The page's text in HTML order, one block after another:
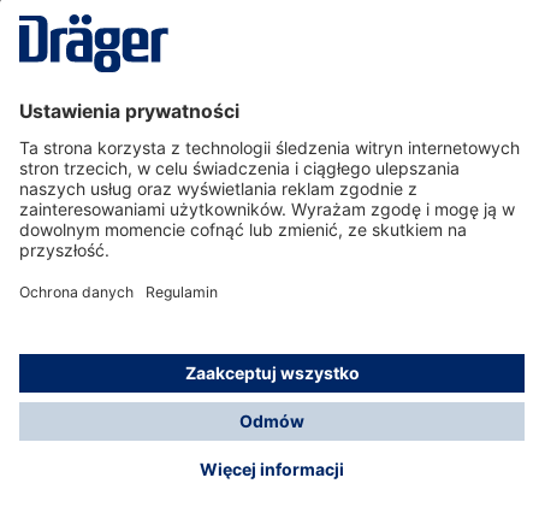
Serwisowa linia hotline
O nas
Korzystanie ze sklepu
© Dräger Polska Sp. z o.o., 2025
*Wszystkie ceny bez VAT, na warunkach opisanych w